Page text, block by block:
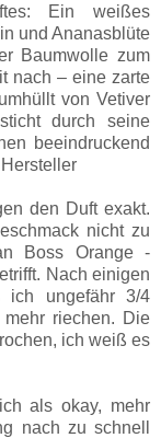
Ein weißes
und Ananasblüte
Baumwolle zum
nach – eine zarte
von Vetiver
durch seine
beeindruckend
den Duft exakt.
nicht zu
Boss Orange -
Nach einigen
ich ungefähr 3/4
riechen. Die
ich weiß es
als okay, mehr
nach zu schnell